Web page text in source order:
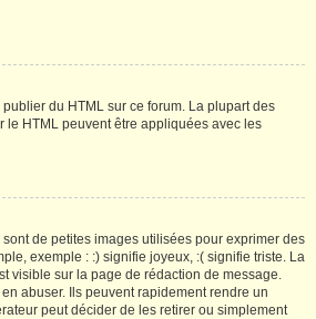
publier du HTML sur ce forum. La plupart des
le HTML peuvent être appliquées avec les
de petites images utilisées pour exprimer des
exemple : :) signifie joyeux, :( signifie triste. La
visible sur la page de rédaction de message.
abuser. Ils peuvent rapidement rendre un
peut décider de les retirer ou simplement